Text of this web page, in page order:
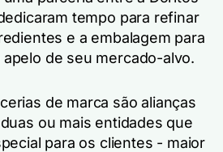
tempo para refinar
e a embalagem para
de seu mercado-alvo.
de marca são alianças
ou mais entidades que
para os clientes - maior